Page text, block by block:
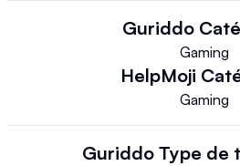
Guriddo
Gaming
HelpMoji
Gaming
Guriddo Type de